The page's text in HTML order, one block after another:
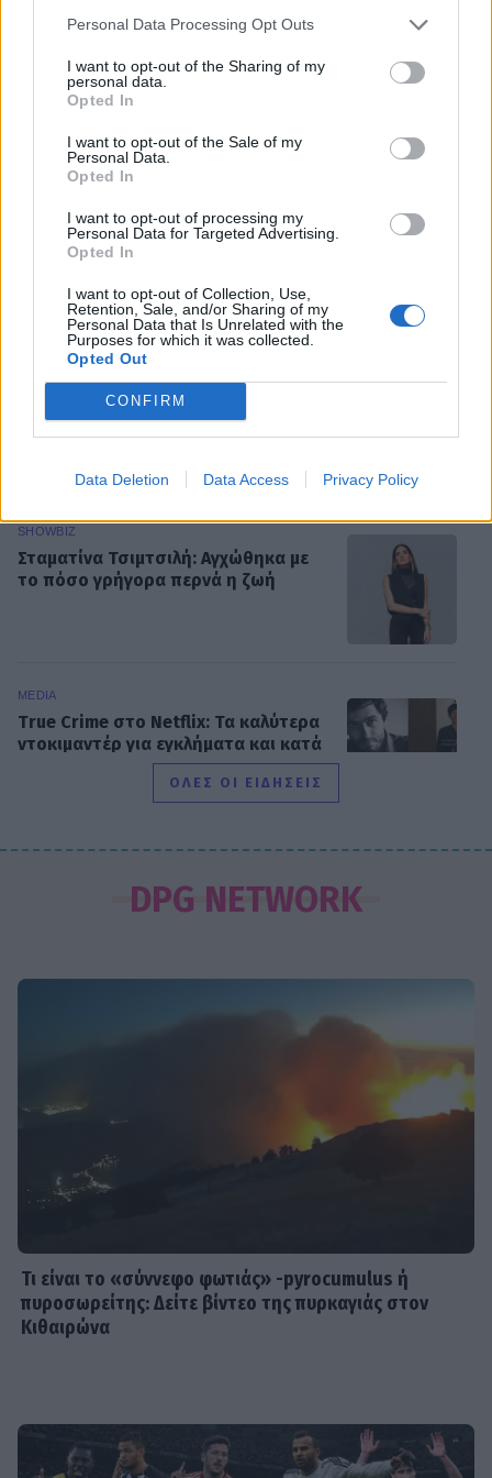
Personal Data Processing Opt Outs
I want to opt-out of the Sharing of my
personal data.
Opted In
I want to opt-out of the Sale of my
Personal Data.
Opted In
I want to opt-out of processing my
Personal Data for Targeted Advertising.
Opted In
I want to opt-out of Collection, Use,
Retention, Sale, and/or Sharing of my
Personal Data that Is Unrelated with the
Purposes for which it was collected.
Opted Out
CONFIRM
Data Deletion Data Access Privacy Policy
το νέο Mobile App
ΡΟΗ ΕΙΔΗΣΕΩΝ
Σίσσυ Χρηστίδου: Πότε κάνει
πρεμιέρα Το Χαμογέλα και πάλι;
SHOWBIZ
6 Αυγούστου 1999: Η ημέρα που
«σίγησε» η μεγάλη κυρία του λαϊκού,
Ρίτα Σακελλαρίου
SHOWBIZ
Σταματίνα Τσιμτσιλή: Αγχώθηκα με
το πόσο γρήγορα περνά η ζωή
MEDIA
True Crime στο Netflix: Τα καλύτερα
ντοκιμαντέρ για εγκλήματα και κατά
συρροή δολοφόνους
Κρίνο και αγκάθι: Επιστρέφει μετά
τη φυλακή και δύο οικογένειες
TV Land: Αυτοί είναι οι ηθοποιοί που
κωμωδία της ΕΡΤ
ΟΛΕΣ ΟΙ ΕΙΔΗΣΕΙΣ
DPG NETWORK
Τι είναι το «σύννεφο φωτιάς» -pyrocumulus ή
πυροσωρείτης: Δείτε βίντεο της πυρκαγιάς στον
Κιθαιρώνα